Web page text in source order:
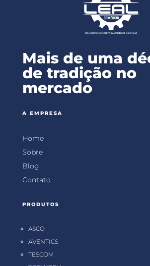
Mais de uma
de tradição no
mercado
A EMPRESA
Home
Sobre
Blog
Contato
PRODUTOS
ASCO
AVENTICS
TESCOM